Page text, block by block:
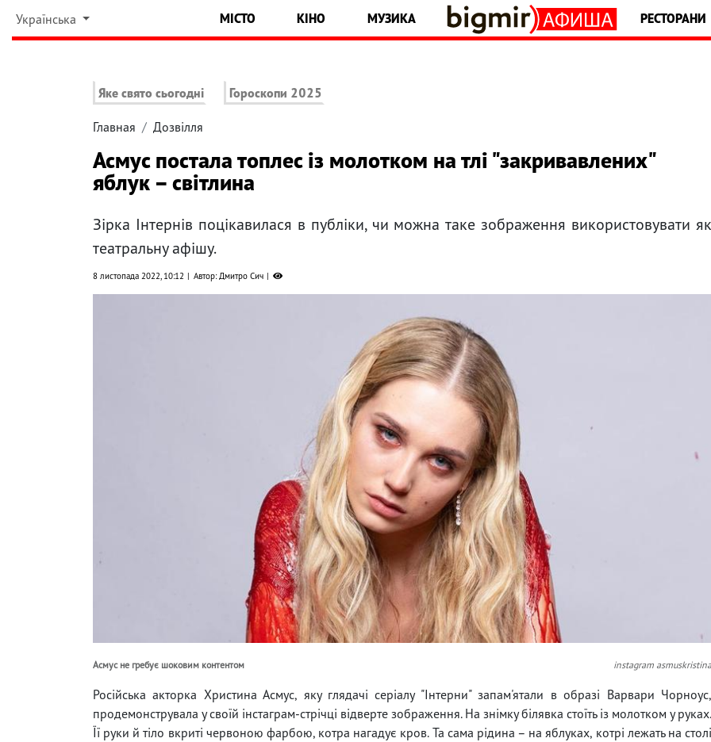
Українська МІСТО КІНО МУЗИКА РЕСТОРАНИ
Яке свято сьогодні Гороскопи 2025
Главная Дозвілля
Асмус постала топлес із молотком на тлі "закривавлених"
яблук – світлина
Зірка Інтернів поцікавилася в публіки, чи можна таке зображення використовувати як
театральну афішу.
8 листопада 2022, 10:12 Автор: Дмитро Сич
Асмус не гребує шоковим контентом instagram asmuskristina
Російська акторка Христина Асмус, яку глядачі серіалу "Інтерни" запам'ятали в образі Варвари Чорноус,
продемонструвала у своїй інстаграм-стрічці відверте зображення. На знімку білявка стоїть із молотком у руках.
Її руки й тіло вкриті червоною фарбою, котра нагадує кров. Та сама рідина – на яблуках, котрі лежать на столі